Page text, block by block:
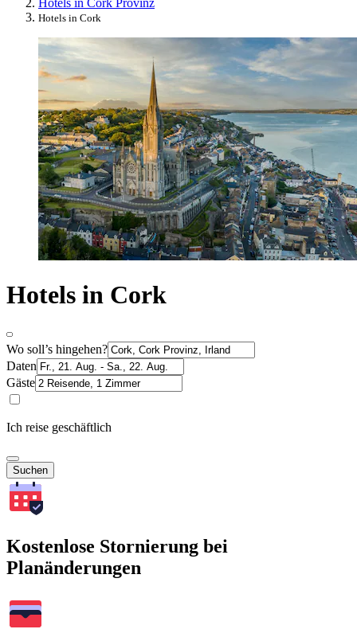
Hotels in Cork
Hotels in Cork
Wo soll’s hingehen?
Daten
Gäste
Ich reise geschäftlich
Suchen
Kostenlose Stornierung bei
Planänderungen